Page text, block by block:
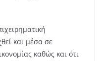
και μέσα σε
καθώς και ότι